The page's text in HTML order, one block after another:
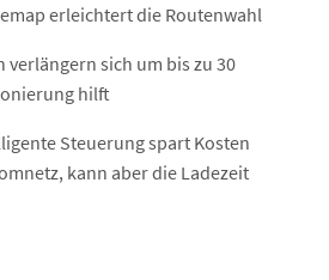
erleichtert die Routenwahl
verlängern sich um bis zu 30
hilft
Steuerung spart Kosten
kann aber die Ladezeit